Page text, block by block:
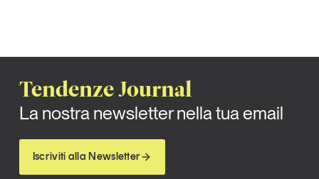
Tendenze Journal
La nostra newsletter nella tua email
Iscriviti alla Newsletter